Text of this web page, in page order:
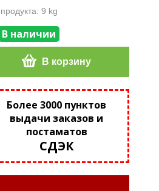
9 kg
В наличии
В корзину
Более 3000 пунктов
выдачи заказов и
постаматов
СДЭК